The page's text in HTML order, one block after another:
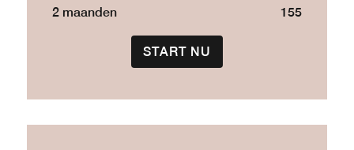
2 maanden 155
START NU